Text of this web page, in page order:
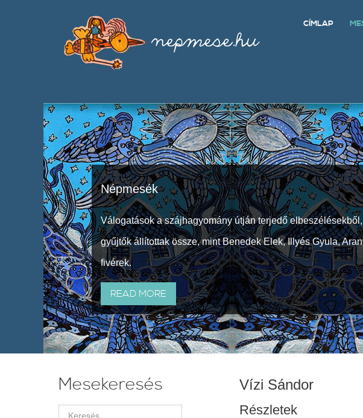
CÍMLAP
Népmesék
Válogatások a szájhagyomány útján terjedő
gyűjtők állítottak össze, mint Benedek Elek, Illyés Gyula,
fivérek.
READ MORE
Vízi Sándor
Részletek
Mesekeresés